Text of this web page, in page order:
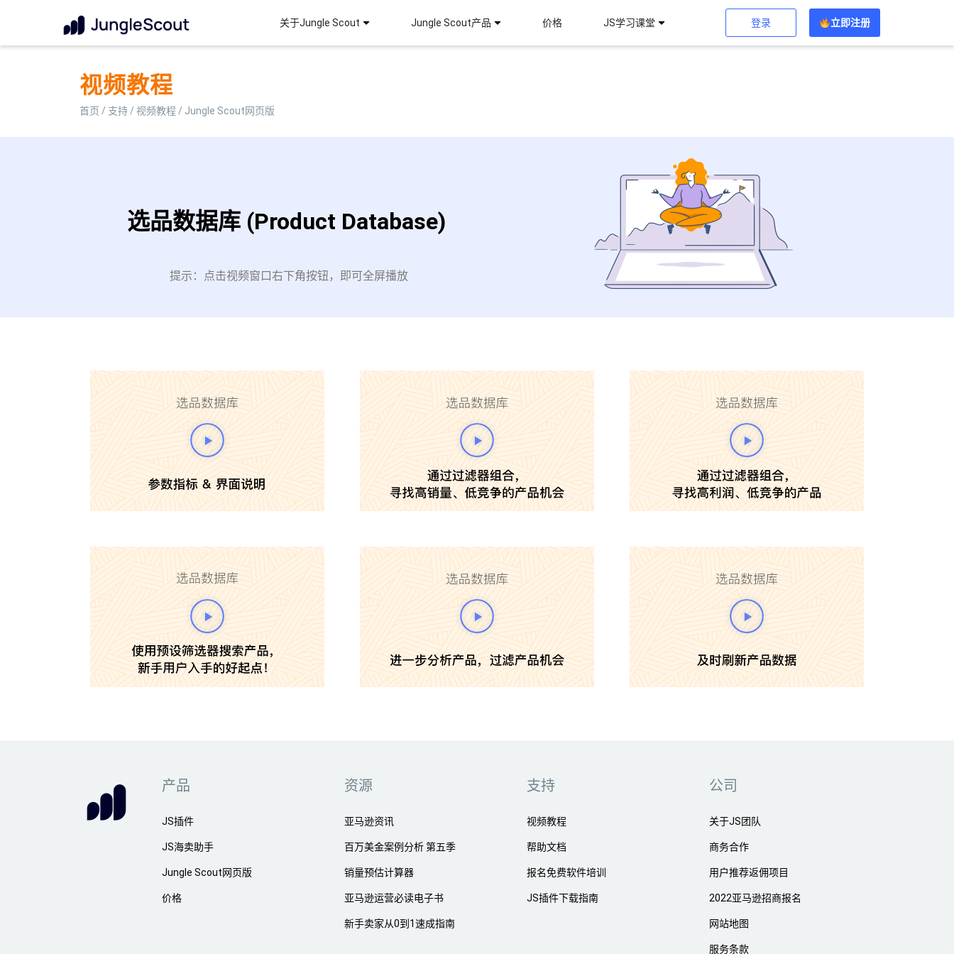
关于Jungle Scout Jungle Scout产品 价格 JS学习课堂 登录 立即注册
视频教程
首页 / 支持 / 视频教程 / Jungle Scout网页版
选品数据库 (Product Database)
提示： 点击视频窗口右下角按钮，即可全屏播放
产品
JS插件
JS海卖助手
Jungle Scout网页版
价格
资源
亚马逊资讯
百万美金案例分析 第五季
销量预估计算器
亚马逊运营必读电子书
新手卖家从0到1速成指南
支持
视频教程
帮助文档
报名免费软件培训
JS插件下载指南
公司
关于JS团队
商务合作
用户推荐返佣项目
2022亚马逊招商报名
网站地图
服务条款